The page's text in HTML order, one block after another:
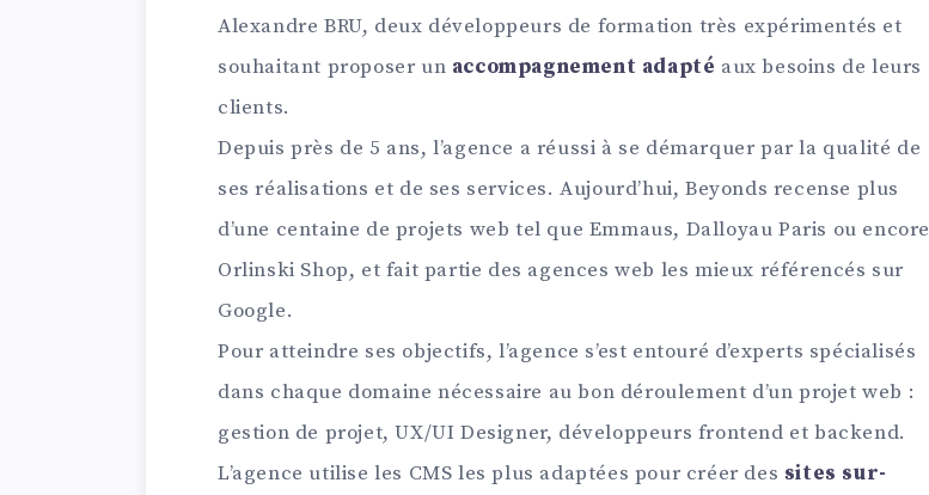
Alexandre BRU, deux développeurs de formation très expérimentés et
souhaitant proposer un accompagnement adapté aux besoins de leurs
clients.
Depuis près de 5 ans, l’agence a réussi à se démarquer par la qualité de
ses réalisations et de ses services. Aujourd’hui, Beyonds recense plus
d’une centaine de projets web tel que Emmaus, Dalloyau Paris ou encore
Orlinski Shop, et fait partie des agences web les mieux référencés sur
Google.
Pour atteindre ses objectifs, l’agence s’est entouré d’experts spécialisés
dans chaque domaine nécessaire au bon déroulement d’un projet web :
gestion de projet, UX/UI Designer, développeurs frontend et backend.
L’agence utilise les CMS les plus adaptées pour créer des sites sur-